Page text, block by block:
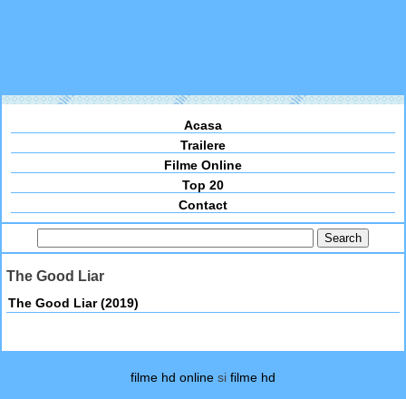
Acasa
Trailere
Filme Online
Top 20
Contact
The Good Liar
The Good Liar (2019)
filme hd online si filme hd